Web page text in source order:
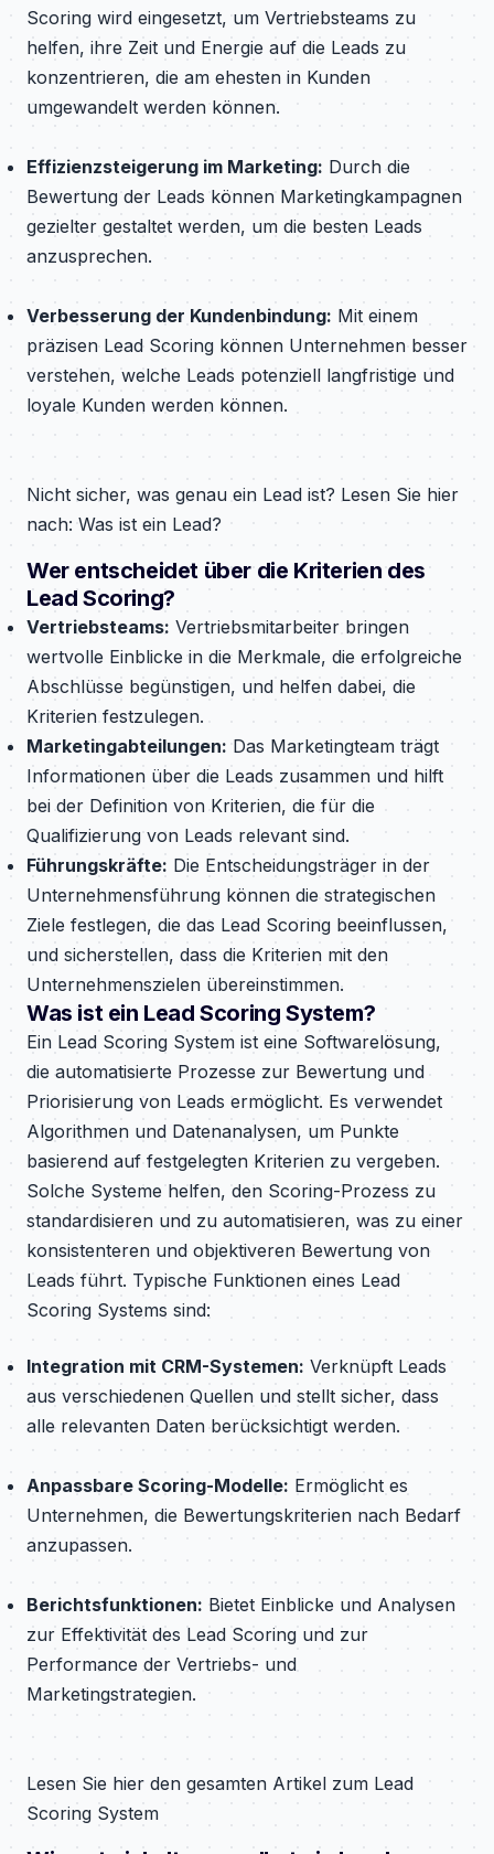
Scoring wird eingesetzt, um Vertriebsteams zu
helfen, ihre Zeit und Energie auf die Leads zu
konzentrieren, die am ehesten in Kunden
umgewandelt werden können.
Effizienzsteigerung im Marketing: Durch die
Bewertung der Leads können Marketingkampagnen
gezielter gestaltet werden, um die besten Leads
anzusprechen.
Verbesserung der Kundenbindung: Mit einem
präzisen Lead Scoring können Unternehmen besser
verstehen, welche Leads potenziell langfristige und
loyale Kunden werden können.
Nicht sicher, was genau ein Lead ist? Lesen Sie hier
nach: Was ist ein Lead?
Wer entscheidet über die Kriterien des
Lead Scoring?
Vertriebsteams: Vertriebsmitarbeiter bringen
wertvolle Einblicke in die Merkmale, die erfolgreiche
Abschlüsse begünstigen, und helfen dabei, die
Kriterien festzulegen.
Marketingabteilungen: Das Marketingteam trägt
Informationen über die Leads zusammen und hilft
bei der Definition von Kriterien, die für die
Qualifizierung von Leads relevant sind.
Führungskräfte: Die Entscheidungsträger in der
Unternehmensführung können die strategischen
Ziele festlegen, die das Lead Scoring beeinflussen,
und sicherstellen, dass die Kriterien mit den
Unternehmenszielen übereinstimmen.
Was ist ein Lead Scoring System?
Ein Lead Scoring System ist eine Softwarelösung,
die automatisierte Prozesse zur Bewertung und
Priorisierung von Leads ermöglicht. Es verwendet
Algorithmen und Datenanalysen, um Punkte
basierend auf festgelegten Kriterien zu vergeben.
Solche Systeme helfen, den Scoring-Prozess zu
standardisieren und zu automatisieren, was zu einer
konsistenteren und objektiveren Bewertung von
Leads führt. Typische Funktionen eines Lead
Scoring Systems sind:
Integration mit CRM-Systemen: Verknüpft Leads
aus verschiedenen Quellen und stellt sicher, dass
alle relevanten Daten berücksichtigt werden.
Anpassbare Scoring-Modelle: Ermöglicht es
Unternehmen, die Bewertungskriterien nach Bedarf
anzupassen.
Berichtsfunktionen: Bietet Einblicke und Analysen
zur Effektivität des Lead Scoring und zur
Performance der Vertriebs- und
Marketingstrategien.
Lesen Sie hier den gesamten Artikel zum Lead
Scoring System